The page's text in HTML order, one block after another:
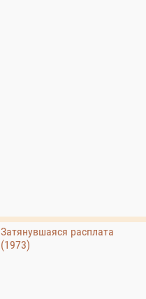
Затянувшаяся расплата
(1973)